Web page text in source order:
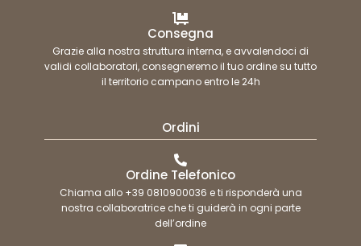
Consegna
Grazie alla nostra struttura interna, e avvalendoci di
validi collaboratori, consegneremo il tuo ordine su tutto
il territorio campano entro le 24h
Ordini
Ordine Telefonico
Chiama allo +39 0810900036 e ti risponderà una
nostra collaboratrice che ti guiderà in ogni parte
dell’ordine